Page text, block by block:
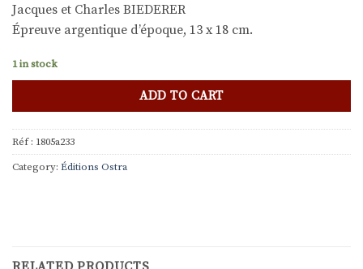
Jacques et Charles BIEDERER
Épreuve argentique d’époque, 13 x 18 cm.
1 in stock
ADD TO CART
Réf : 1805a233
Category: Éditions Ostra